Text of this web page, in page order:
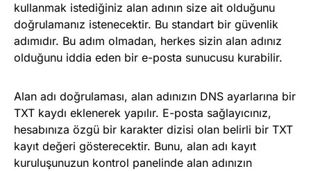
kullanmak istediğiniz alan adının size ait olduğunu
doğrulamanız istenecektir. Bu standart bir güvenlik
adımıdır. Bu adım olmadan, herkes sizin alan adınız
olduğunu iddia eden bir e-posta sunucusu kurabilir.
Alan adı doğrulaması, alan adınızın DNS ayarlarına bir
TXT kaydı eklenerek yapılır. E-posta sağlayıcınız,
hesabınıza özgü bir karakter dizisi olan belirli bir TXT
kayıt değeri gösterecektir. Bunu, alan adı kayıt
kuruluşunuzun kontrol panelinde alan adınızın